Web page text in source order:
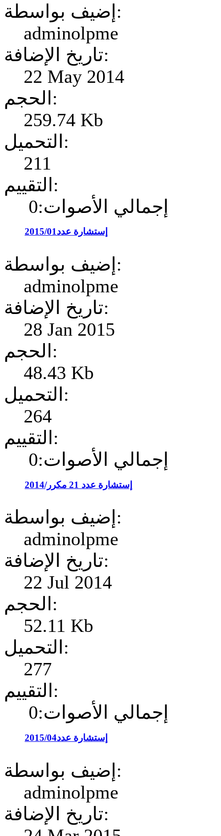
إضيف بواسطة:
adminolpme
تاريخ الإضافة:
22 May 2014
الحجم:
259.74 Kb
التحميل:
211
التقييم:
إجمالي الأصوات:0
إستشارة عدد2015/01
إضيف بواسطة:
adminolpme
تاريخ الإضافة:
28 Jan 2015
الحجم:
48.43 Kb
التحميل:
264
التقييم:
إجمالي الأصوات:0
إستشارة عدد 21 مكرر/2014
إضيف بواسطة:
adminolpme
تاريخ الإضافة:
22 Jul 2014
الحجم:
52.11 Kb
التحميل:
277
التقييم:
إجمالي الأصوات:0
إستشارة عدد2015/04
إضيف بواسطة:
adminolpme
تاريخ الإضافة: